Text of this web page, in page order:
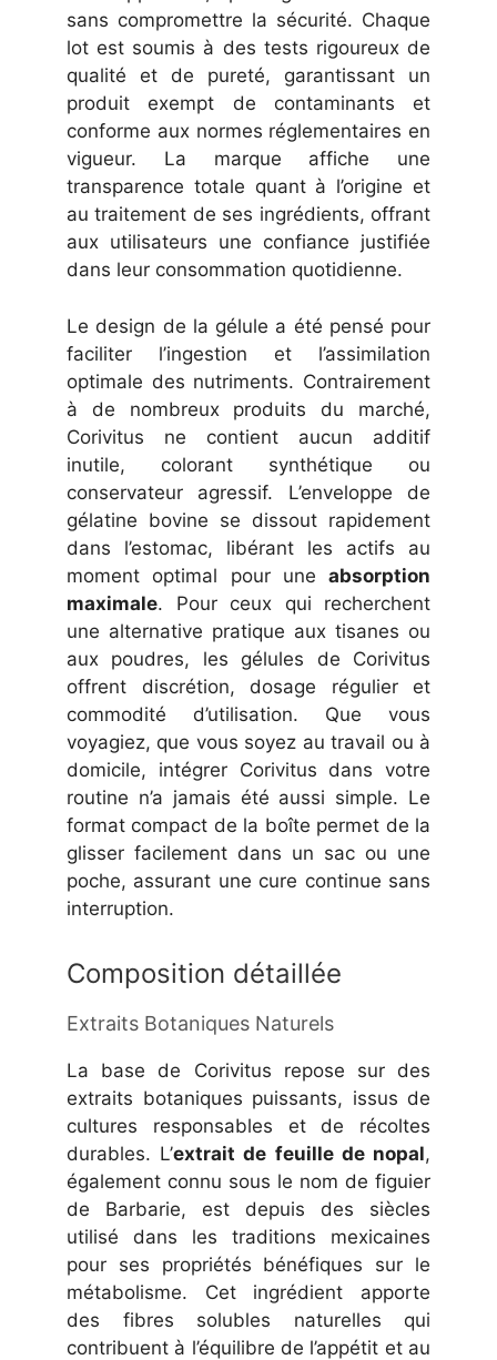
sans compromettre la sécurité. Chaque
lot est soumis à des tests rigoureux de
qualité et de pureté, garantissant un
produit exempt de contaminants et
conforme aux normes réglementaires en
vigueur. La marque affiche une
transparence totale quant à l’origine et
au traitement de ses ingrédients, offrant
aux utilisateurs une confiance justifiée
dans leur consommation quotidienne.
Le design de la gélule a été pensé pour
faciliter l’ingestion et l’assimilation
optimale des nutriments. Contrairement
à de nombreux produits du marché,
Corivitus ne contient aucun additif
inutile, colorant synthétique ou
conservateur agressif. L’enveloppe de
gélatine bovine se dissout rapidement
dans l’estomac, libérant les actifs au
moment optimal pour une absorption
maximale. Pour ceux qui recherchent
une alternative pratique aux tisanes ou
aux poudres, les gélules de Corivitus
offrent discrétion, dosage régulier et
commodité d’utilisation. Que vous
voyagiez, que vous soyez au travail ou à
domicile, intégrer Corivitus dans votre
routine n’a jamais été aussi simple. Le
format compact de la boîte permet de la
glisser facilement dans un sac ou une
poche, assurant une cure continue sans
interruption.
Composition détaillée
Extraits Botaniques Naturels
La base de Corivitus repose sur des
extraits botaniques puissants, issus de
cultures responsables et de récoltes
durables. L’extrait de feuille de nopal,
également connu sous le nom de figuier
de Barbarie, est depuis des siècles
utilisé dans les traditions mexicaines
pour ses propriétés bénéfiques sur le
métabolisme. Cet ingrédient apporte
des fibres solubles naturelles qui
contribuent à l’équilibre de l’appétit et au